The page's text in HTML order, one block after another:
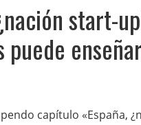
start-
puede enseñar
capítulo «España,